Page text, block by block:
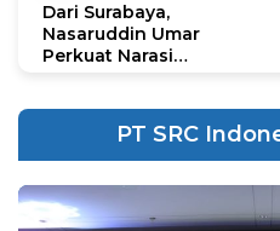
Dari Surabaya,
Nasaruddin Umar
Perkuat Narasi
PT SRC